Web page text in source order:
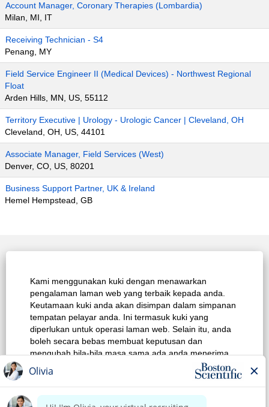
Kami menggunakan kuki dengan menawarkan
pengalaman laman web yang terbaik kepada anda.
Keutamaan kuki anda akan disimpan dalam simpanan
tempatan pelayar anda. Ini termasuk kuki yang
diperlukan untuk operasi laman web. Selain itu, anda
boleh secara bebas membuat keputusan dan
mengubah bila-bila masa sama ada anda menerima
kuki atau memilih untuk tidak mengikut kuki untuk
meningkatkan prestasi laman web, dan juga kuki yang
digunakan bagi memaparkan kandungan yang
disesuaikan dengan minat anda. Pengalaman anda
Account Manager, Coronary Therapies (Lombardia)
Milan, MI, IT
Receiving Technician - S4
Penang, MY
Field Service Engineer II (Medical Devices) - Northwest Regional
Float
Arden Hills, MN, US, 55112
Territory Executive | Urology - Urologic Cancer | Cleveland, OH
Cleveland, OH, US, 44101
Associate Manager, Field Services (West)
Denver, CO, US, 80201
Business Support Partner, UK & Ireland
Hemel Hempstead, GB
Carian Kerja Teratas
Lihat Semua Pekerjaan
Dasar Privasi
Notis Hak Cipta